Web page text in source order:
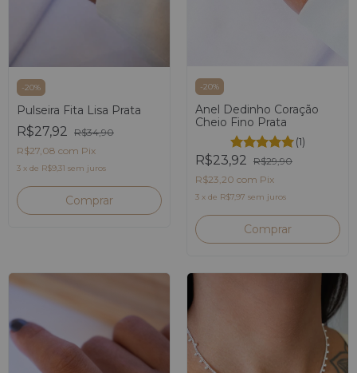
-20%
Pulseira Fita Lisa Prata
R$27,92
R$34,90
R$27,08 com Pix
3 x de R$9,31 sem juros
-20%
Anel Dedinho Coração
Cheio Fino Prata
(1)
R$23,92 R$29,90
R$23,20 com Pix
3 x de R$7,97 sem juros
Comprar